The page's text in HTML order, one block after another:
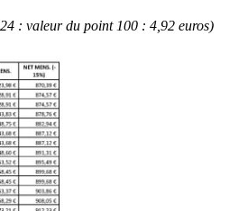
: valeur du point 100 : 4,92 euros)